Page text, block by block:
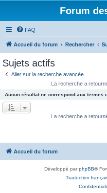
Forum
FAQ
Accueil du forum Rechercher
Sujets actifs
Aller sur la recherche avancée
La recherche a
Aucun résultat ne correspond aux termes
La recherche a
Accueil du forum
Développé parphpBB®
Traduction